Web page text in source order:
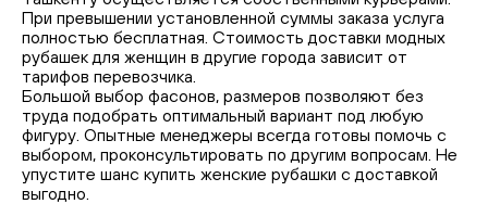
При превышении установленной суммы заказа услуга
полностью бесплатная. Стоимость доставки модных
рубашек для женщин в другие города зависит от
тарифов перевозчика.
Большой выбор фасонов, размеров позволяют без
труда подобрать оптимальный вариант под любую
фигуру. Опытные менеджеры всегда готовы помочь с
выбором, проконсультировать по другим вопросам. Не
упустите шанс купить женские рубашки с доставкой
выгодно.